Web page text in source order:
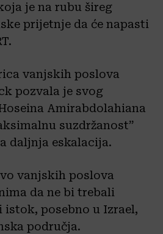
je na rubu šireg
prijetnje da će napasti
vanjskih poslova
pozvala je svog
Amirabdolahiana
suzdržanost”
daljnja eskalacija.
vanjskih poslova
da ne bi trebali
posebno u Izrael,
područja.